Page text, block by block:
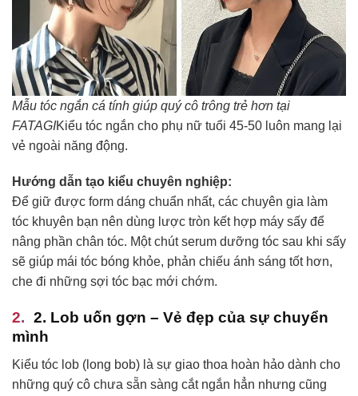
Mẫu tóc ngắn cá tính giúp quý cô trông trẻ hơn tại
FATAGIKiểu tóc ngắn cho phụ nữ tuổi 45-50 luôn mang lại
vẻ ngoài năng động.
Hướng dẫn tạo kiểu chuyên nghiệp:
Để giữ được form dáng chuẩn nhất, các chuyên gia làm
tóc khuyên bạn nên dùng lược tròn kết hợp máy sấy để
nâng phần chân tóc. Một chút serum dưỡng tóc sau khi sấy
sẽ giúp mái tóc bóng khỏe, phản chiếu ánh sáng tốt hơn,
che đi những sợi tóc bạc mới chớm.
2. Lob uốn gợn – Vẻ đẹp của sự chuyển
mình
Kiểu tóc lob (long bob) là sự giao thoa hoàn hảo dành cho
những quý cô chưa sẵn sàng cắt ngắn hẳn nhưng cũng